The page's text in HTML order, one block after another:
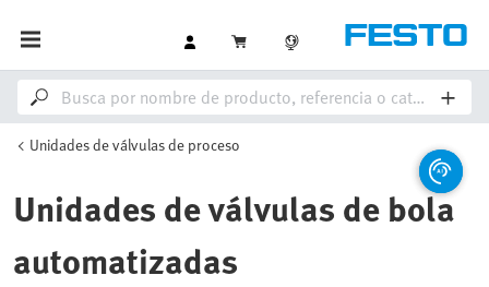
Unidades de válvulas de proceso
Unidades de válvulas de bola
automatizadas